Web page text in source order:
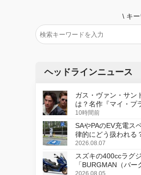
\ キ
ヘッドラインニュース
ガス・ヴァン・サン
は？名作『マイ・プ
デジタルリマスター
10時間前
SAやPAのEV充電ス
律的にどう扱われる
2026.08.07
スズキの400ccラグ
「BURGMAN（バ
2026.08.05